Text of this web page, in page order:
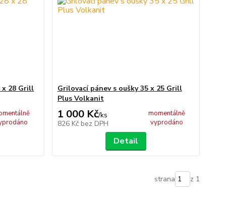
x 28 Grill
Grilovací pánev s oušky 35 x 25 Grill
Plus Volkanit
1 000 Kč/ks
826 Kč bez DPH
momentálně
vyprodáno
Detail
strana z 1